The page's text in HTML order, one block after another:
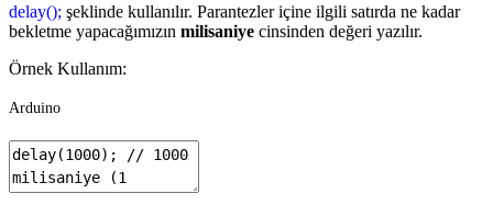
delay(); şeklinde kullanılır. Parantezler içine ilgili satırda ne kadar
bekletme yapacağımızın milisaniye cinsinden değeri yazılır.
Örnek Kullanım:
Arduino